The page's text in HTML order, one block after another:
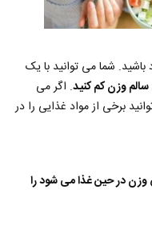
شما می توانید با یک
وزن کم کنید. اگر می
برخی از مواد غذایی را در
در حین غذا می شود را